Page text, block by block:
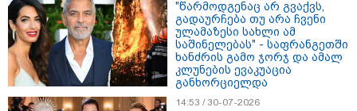
თბილისი - ანტალია 830.20
ლარიდან
"წარმოდგენაც არ გვაქვს,
გადაურჩება თუ არა ჩვენი
ულამაზესი სახლი ამ
საშინელებას" - საფრანგეთში
ხანძრის გამო ჯორჯ და ამალ
კლუნების ევაკუაცია
განხორციელდა
14:53 / 30-07-2026